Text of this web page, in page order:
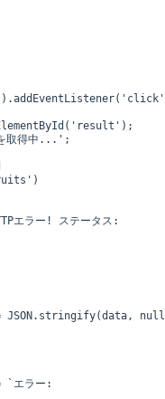
) .addEventListener( 'click'
( 'result' ) ;
取得中...' ;
)
エラー ! ステータス :
JSON. stringify(data ,
null
` エラー :